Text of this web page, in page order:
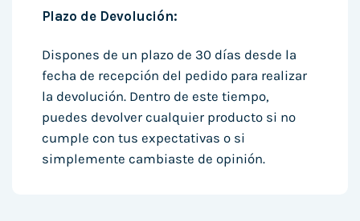
Plazo de Devolución:
Dispones de un plazo de 30 días desde la
fecha de recepción del pedido para realizar
la devolución. Dentro de este tiempo,
puedes devolver cualquier producto si no
cumple con tus expectativas o si
simplemente cambiaste de opinión.